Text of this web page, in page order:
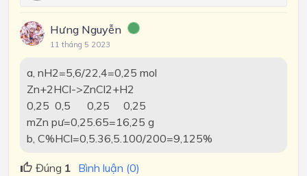
Hưng Nguyễn
11 tháng 5 2023
a, nH2=5,6/22,4=0,25 mol
Zn+2HCl->ZnCl2+H2
0,25 0,5 0,25 0,25
mZn pư=0,25.65=16,25 g
b, C%HCl=0,5.36,5.100/200=9,125%
Đúng 1 Bình luận (0)